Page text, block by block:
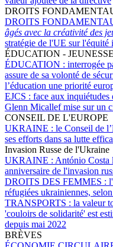
DROITS
DROITS
âgés avec la créativité des
stratégie de l'UE sur l'équité
ÉDUCATION -
ÉDUCATION : interrogée
assure de sa volonté de
l’éducation une priorité
EJCS : face aux inquiétudes
Glenn Micallef mise sur un
CONSEIL DE L'EUROPE
UKRAINE : le Conseil de
ses efforts dans sa lutte
Invasion Russe de l'Ukraine
UKRAINE : António Costa
anniversaire de l'invasion
DROITS DES FEMMES :
réfugiées ukrainiennes,
TRANSPORTS : la valeur
'couloirs de solidarité' est
depuis mai 2022
BRÈVES